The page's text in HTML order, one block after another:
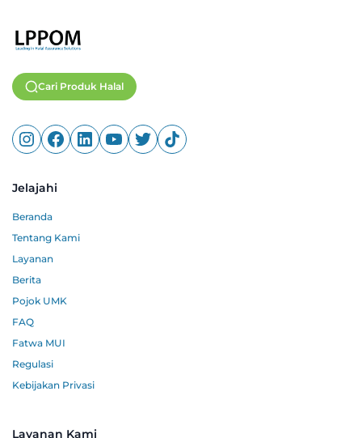
Cari Produk Halal
Jelajahi
Beranda
Tentang Kami
Layanan
Berita
Pojok UMK
FAQ
Fatwa MUI
Regulasi
Kebijakan Privasi
Layanan Kami